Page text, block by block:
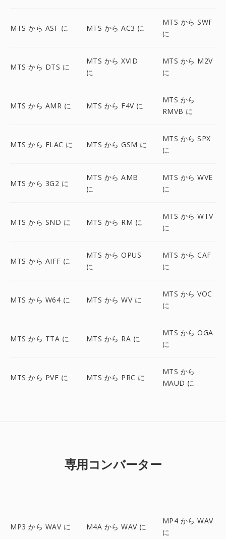
MTS から ASF に MTS から AC3 に
MTS から SWF
に
MTS から DTS に
MTS から XVID
に
MTS から M2V
に
MTS から AMR に MTS から F4V に
MTS から
RMVB に
MTS から FLAC に MTS から GSM に
MTS から SPX
に
MTS から 3G2 に
MTS から AMB
に
MTS から WVE
に
MTS から SND に MTS から RM に
MTS から WTV
に
MTS から AIFF に
MTS から OPUS
に
MTS から CAF
に
MTS から W64 に MTS から WV に
MTS から VOC
に
MTS から TTA に MTS から RA に
MTS から OGA
に
MTS から PVF に MTS から PRC に
MTS から
MAUD に
専用コンバーター
MP3 から WAV に M4A から WAV に
MP4 から WAV
に